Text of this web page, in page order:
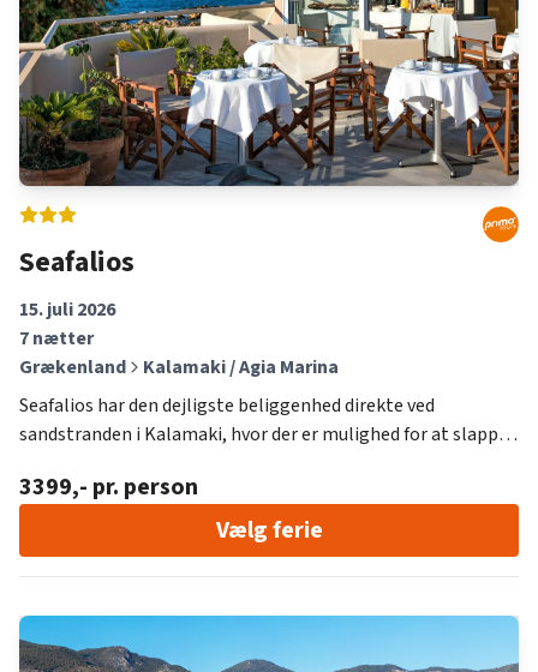
Detur og kom afsted til Alanya – Side – Kemer – Lara (Antalya
Lufthavn).
Seafalios
15. juli 2026
7nætter
Grækenland
Kalamaki / Agia Marina
Seafalios har den dejligste beliggenhed direkte ved
sandstranden i Kalamaki, hvor der er mulighed for at slappe
for gæsten, der sætter pris på den tætte beliggenhed ved
havet, på et mindre hotel og samtidig bo i pæne lejligheder.
Seafalios har få faciliteter, men byder på en skøn
tagterrasse, der har åben i forbindelse med morgenmaden,
smukke solnedgang.
Vælg ferie
3399,- pr. person